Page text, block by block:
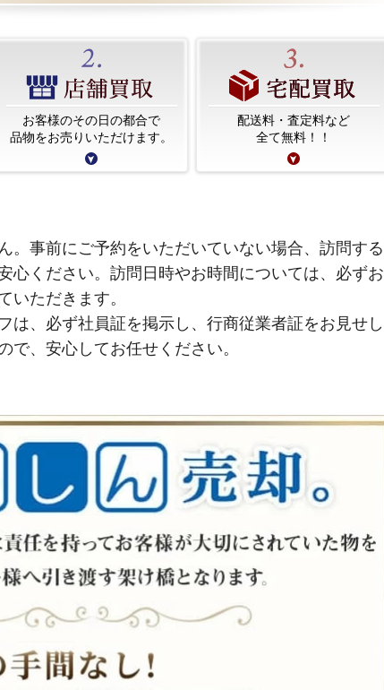
お客様のその日の都合で
品物をお売りいただけます。
配送料・査定料など
全て無料！！
。事前にご予約をいただいていない場合、訪問する
心ください。訪問日時やお時間については、必ずお
いただきます。
は、必ず社員証を掲示し、行商従業者証をお見せし
で、安心してお任せください。